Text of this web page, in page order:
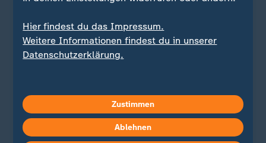
Quelle: dpa
Hier findest du das Impressum.
Weitere Informationen findest du in unserer
Datenschutzerklärung.
Zustimmen
Ablehnen